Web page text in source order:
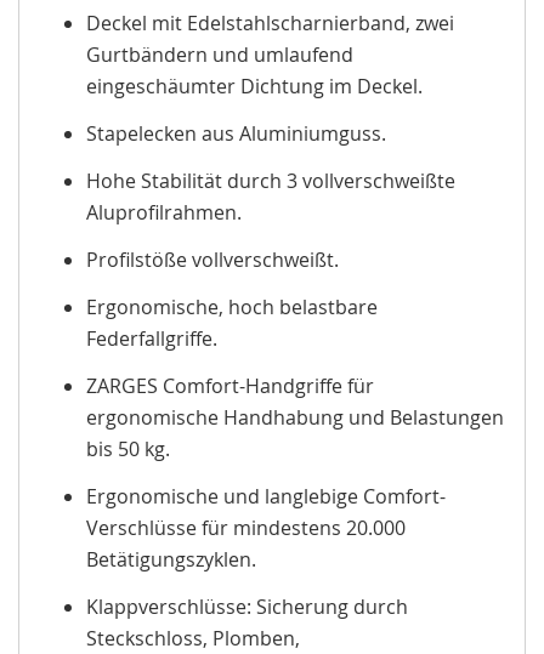
Deckel mit Edelstahlscharnierband, zwei
Gurtbändern und umlaufend
eingeschäumter Dichtung im Deckel.
Stapelecken aus Aluminiumguss.
Hohe Stabilität durch 3 vollverschweißte
Aluprofilrahmen.
Profilstöße vollverschweißt.
Ergonomische, hoch belastbare
Federfallgriffe.
ZARGES Comfort-Handgriffe für
ergonomische Handhabung und Belastungen
bis 50 kg.
Ergonomische und langlebige Comfort-
Verschlüsse für mindestens 20.000
Betätigungszyklen.
Klappverschlüsse: Sicherung durch
Steckschloss, Plomben,